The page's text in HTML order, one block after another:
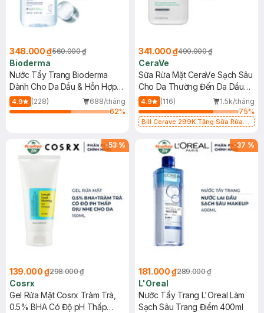
348.000 ₫560.000 ₫
Bioderma
Nước Tẩy Trang Bioderma
Dành Cho Da Dầu & Hỗn Hợp
500ml
4.9 (228)
688/tháng
62%
341.000 ₫490.000 ₫
CeraVe
Sữa Rửa Mặt CeraVe Sạch Sâu
Cho Da Thường Đến Da Dầu
473ml
4.9 (116)
1.5k/tháng
75%
Bill Cerave 299K Tặng Sữa Rửa
-53 %
139.000 ₫298.000 ₫
Cosrx
Gel Rửa Mặt Cosrx Tràm Trà,
0.5% BHA Có Độ pH Thấp
-37 %
181.000 ₫289.000 ₫
L'Oreal
Nước Tẩy Trang L'Oreal Làm
Sạch Sâu Trang Điểm 400ml